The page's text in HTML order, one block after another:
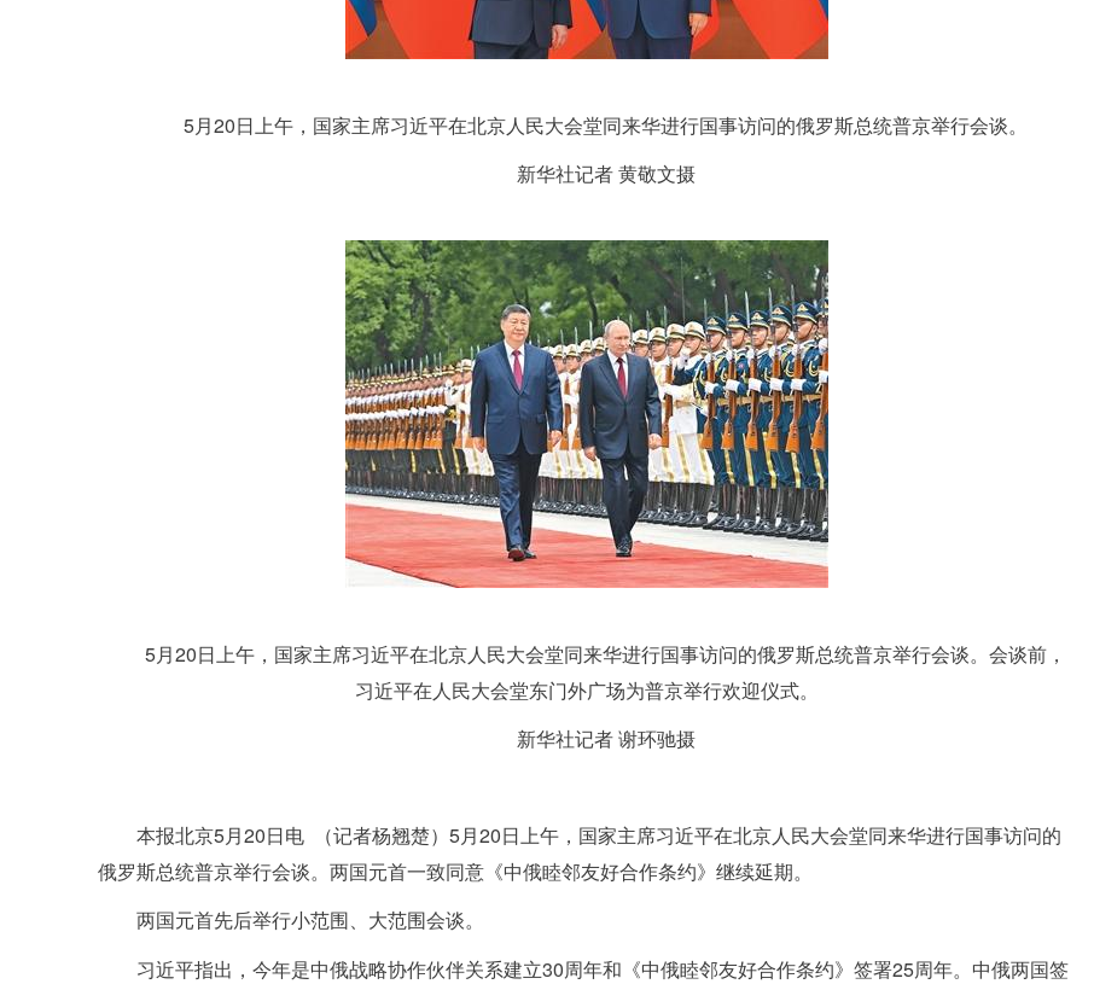
5月20日上午，国家主席习近平在北京人民大会堂同来华进行国事访问的俄罗斯总统普京举行会谈。
新华社记者 黄敬文摄
5月20日上午，国家主席习近平在北京人民大会堂同来华进行国事访问的俄罗斯总统普京举行会谈。会谈前，
习近平在人民大会堂东门外广场为普京举行欢迎仪式。
新华社记者 谢环驰摄
本报北京5月20日电 （记者杨翘楚）5月20日上午，国家主席习近平在北京人民大会堂同来华进行国事访问的
俄罗斯总统普京举行会谈。两国元首一致同意《中俄睦邻友好合作条约》继续延期。
两国元首先后举行小范围、大范围会谈。
习近平指出，今年是中俄战略协作伙伴关系建立30周年和《中俄睦邻友好合作条约》签署25周年。中俄两国签